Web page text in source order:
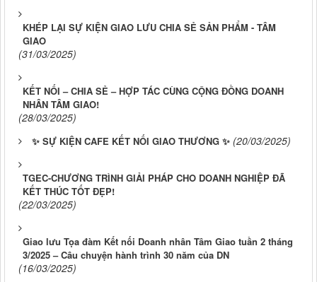
KHÉP LẠI SỰ KIỆN GIAO LƯU CHIA SẺ SẢN PHẨM - TÂM
GIAO
(31/03/2025)
KẾT NỐI – CHIA SẺ – HỢP TÁC CÙNG CỘNG ĐỒNG DOANH
NHÂN TÂM GIAO!
(28/03/2025)
✨ SỰ KIỆN CAFE KẾT NỐI GIAO THƯƠNG ✨ (20/03/2025)
TGEC-CHƯƠNG TRÌNH GIẢI PHÁP CHO DOANH NGHIỆP ĐÃ
KẾT THÚC TỐT ĐẸP!
(22/03/2025)
Giao lưu Tọa đàm Kết nối Doanh nhân Tâm Giao tuần 2 tháng
3/2025 – Câu chuyện hành trình 30 năm của DN
(16/03/2025)